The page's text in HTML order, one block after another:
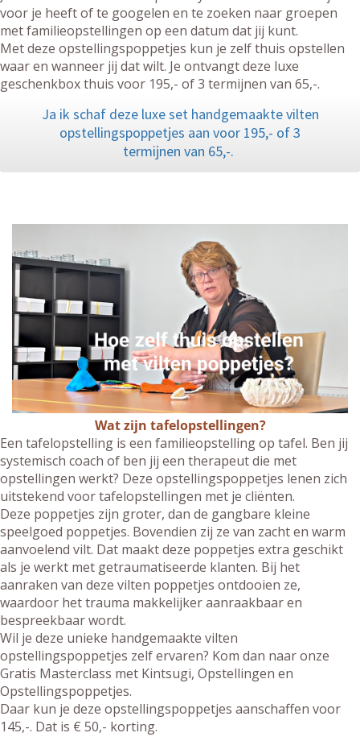
voor je heeft of te googelen en te zoeken naar groepen
met familieopstellingen op een datum dat jij kunt.
Met deze opstellingspoppetjes kun je zelf thuis opstellen
waar en wanneer jij dat wilt. Je ontvangt deze luxe
geschenkbox thuis voor 195,- of 3 termijnen van 65,-.
Ja ik schaf deze luxe set handgemaakte vilten
opstellingspoppetjes aan voor 195,- of 3
termijnen van 65,-.
Wat zijn tafelopstellingen?
Een tafelopstelling is een familieopstelling op tafel. Ben jij
systemisch coach of ben jij een therapeut die met
opstellingen werkt? Deze opstellingspoppetjes lenen zich
uitstekend voor tafelopstellingen met je cliënten.
Deze poppetjes zijn groter, dan de gangbare kleine
speelgoed poppetjes. Bovendien zij ze van zacht en warm
aanvoelend vilt. Dat maakt deze poppetjes extra geschikt
als je werkt met getraumatiseerde klanten. Bij het
aanraken van deze vilten poppetjes ontdooien ze,
waardoor het trauma makkelijker aanraakbaar en
bespreekbaar wordt.
Wil je deze unieke handgemaakte vilten
opstellingspoppetjes zelf ervaren? Kom dan naar onze
Gratis Masterclass met Kintsugi, Opstellingen en
Opstellingspoppetjes.
Daar kun je deze opstellingspoppetjes aanschaffen voor
145,-. Dat is € 50,- korting.